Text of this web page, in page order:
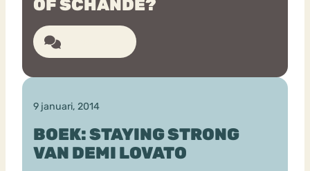
OF SCHANDE?
9 januari, 2014
BOEK: STAYING STRONG
VAN DEMI LOVATO